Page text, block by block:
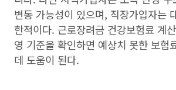
변동 가능성이 있으며, 직장가입자는
한적이다. 근로장려금 건강보험료 계
영 기준을 확인하면 예상치 못한 보험
데 도움이 된다.